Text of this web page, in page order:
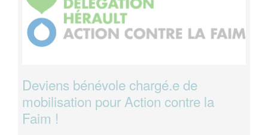
Deviens bénévole chargé.e de
mobilisation pour Action contre la
Faim !